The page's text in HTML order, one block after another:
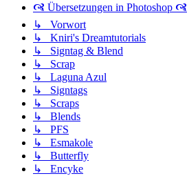
🙧 Übersetzungen in Photoshop 🙧
↳ Vorwort
↳ Kniri's Dreamtutorials
↳ Signtag & Blend
↳ Scrap
↳ Laguna Azul
↳ Signtags
↳ Scraps
↳ Blends
↳ PFS
↳ Esmakole
↳ Butterfly
↳ Encyke